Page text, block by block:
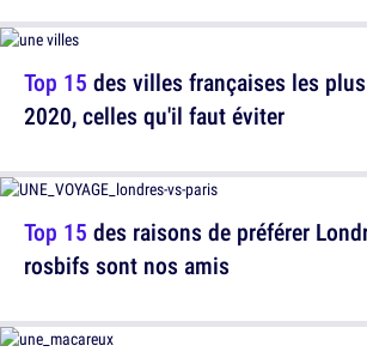
Top 15 des raisons de préférer
rosbifs sont nos amis
Top 15 des villes françaises les
2020, celles qu'il faut éviter